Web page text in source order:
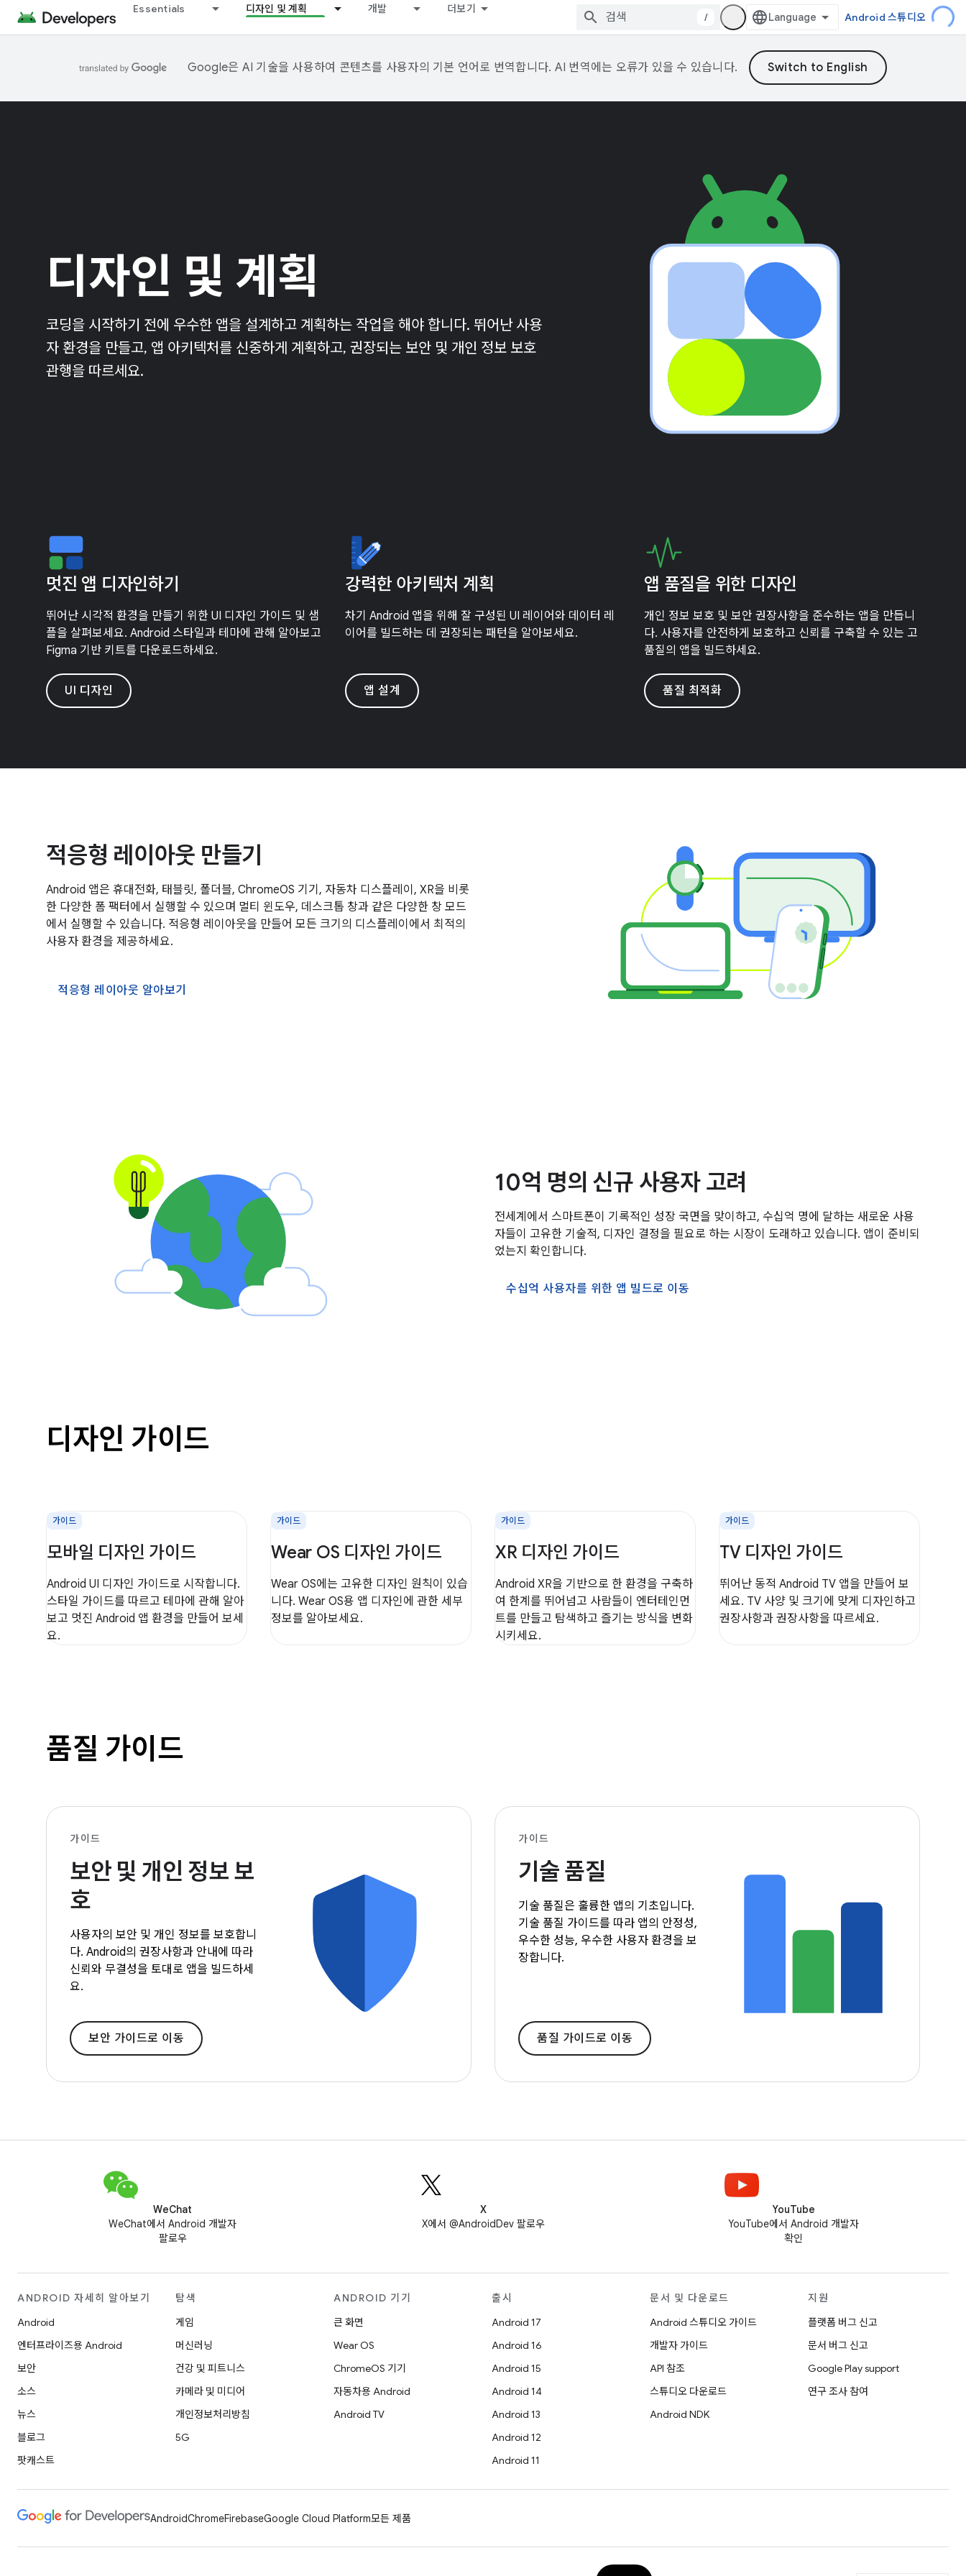
Essentials 디자인 및 계획 개발 더보기
/ Android 스튜디오
Google은 AI 기술을 사용하여 콘텐츠를 사용자의 기본 언어로 번역합니다. AI 번역에는 오류가 있을 수 있습니다.
디자인 및 계획
코딩을 시작하기 전에 우수한 앱을 설계하고 계획하는 작업을 해야 합니다. 뛰어난 사용
자 환경을 만들고, 앱 아키텍처를 신중하게 계획하고, 권장되는 보안 및 개인 정보 보호
관행을 따르세요.
멋진 앱 디자인하기
뛰어난 시각적 환경을 만들기 위한 UI 디자인 가이드 및 샘
플을 살펴보세요. Android 스타일과 테마에 관해 알아보고
Figma 기반 키트를 다운로드하세요.
UI 디자인
강력한 아키텍처 계획
차기 Android 앱을 위해 잘 구성된 UI 레이어와 데이터 레
이어를 빌드하는 데 권장되는 패턴을 알아보세요.
앱 설계
앱 품질을 위한 디자인
개인 정보 보호 및 보안 권장사항을 준수하는 앱을 만듭니
다. 사용자를 안전하게 보호하고 신뢰를 구축할 수 있는 고
품질의 앱을 빌드하세요.
품질 최적화
적응형 레이아웃 만들기
Android 앱은 휴대전화, 태블릿, 폴더블, ChromeOS 기기, 자동차 디스플레이, XR을 비롯
한 다양한 폼 팩터에서 실행할 수 있으며 멀티 윈도우, 데스크톱 창과 같은 다양한 창 모드
에서 실행할 수 있습니다. 적응형 레이아웃을 만들어 모든 크기의 디스플레이에서 최적의
사용자 환경을 제공하세요.
적응형 레이아웃 알아보기
10억 명의 신규 사용자 고려
전세계에서 스마트폰이 기록적인 성장 국면을 맞이하고, 수십억 명에 달하는 새로운 사용
자들이 고유한 기술적, 디자인 결정을 필요로 하는 시장이 도래하고 있습니다. 앱이 준비되
었는지 확인합니다.
수십억 사용자를 위한 앱 빌드로 이동
디자인 가이드
가이드
모바일 디자인 가이드
Android UI 디자인 가이드로 시작합니다.
스타일 가이드를 따르고 테마에 관해 알아
보고 멋진 Android 앱 환경을 만들어 보세
요.
가이드
Wear OS 디자인 가이드
Wear OS에는 고유한 디자인 원칙이 있습
니다. Wear OS용 앱 디자인에 관한 세부
정보를 알아보세요.
가이드
XR 디자인 가이드
Android XR을 기반으로 한 환경을 구축하
여 한계를 뛰어넘고 사람들이 엔터테인먼
트를 만들고 탐색하고 즐기는 방식을 변화
시키세요.
가이드
TV 디자인 가이드
뛰어난 동적 Android TV 앱을 만들어 보
세요. TV 사양 및 크기에 맞게 디자인하고
권장사항과 권장사항을 따르세요.
품질 가이드
가이드
보안 및 개인 정보 보
호
사용자의 보안 및 개인 정보를 보호합니
다. Android의 권장사항과 안내에 따라
신뢰와 무결성을 토대로 앱을 빌드하세
요.
보안 가이드로 이동
가이드
기술 품질
기술 품질은 훌륭한 앱의 기초입니다.
기술 품질 가이드를 따라 앱의 안정성,
우수한 성능, 우수한 사용자 환경을 보
장합니다.
품질 가이드로 이동
WeChat
WeChat에서 Android 개발자
팔로우
X
X에서 @AndroidDev 팔로우
YouTube
YouTube에서 Android 개발자
확인
ANDROID 자세히 알아보기
Android
엔터프라이즈용 Android
보안
소스
뉴스
블로그
팟캐스트
탐색
게임
머신러닝
건강 및 피트니스
카메라 및 미디어
개인정보처리방침
5G
ANDROID 기기
큰 화면
Wear OS
ChromeOS 기기
자동차용 Android
Android TV
출시
Android 17
Android 16
Android 15
Android 14
Android 13
Android 12
Android 11
문서 및 다운로드
Android 스튜디오 가이드
개발자 가이드
API 참조
스튜디오 다운로드
Android NDK
지원
플랫폼 버그 신고
문서 버그 신고
Google Play support
연구 조사 참여
AndroidChromeFirebaseGoogle Cloud Platform모든 제품